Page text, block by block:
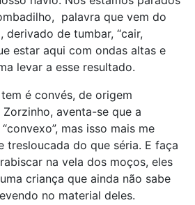
palavra que vem do
derivado de tumbar, “cair,
estar aqui com ondas altas e
levar a esse resultado.
é convés, de origem
aventa-se que a
mas isso mais me
tresloucada do que séria. E faça
na vela dos moços, eles
criança que ainda não sabe
no material deles.